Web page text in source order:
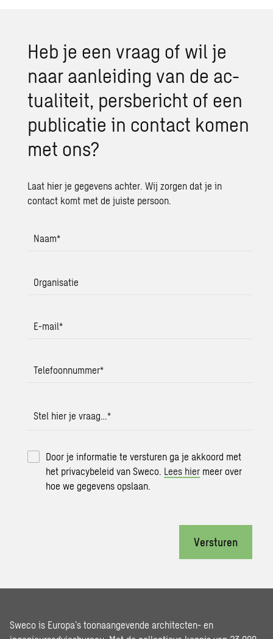
Heb je een vraag of wil je
naar aan­lei­ding van de ac­
tu­a­li­teit, pers­be­richt of een
pu­bli­ca­tie in con­tact komen
met ons?
Laat hier je gegevens achter. Wij zorgen dat je in
contact komt met de juiste persoon.
Naam*
Organisatie
E-mail*
Telefoonnummer*
Stel hier je vraag…*
Door je informatie te versturen ga je akkoord met
het privacybeleid van Sweco. Lees hier meer over
hoe we gegevens opslaan.
Versturen
Sweco is Europa’s toonaangevende architecten- en